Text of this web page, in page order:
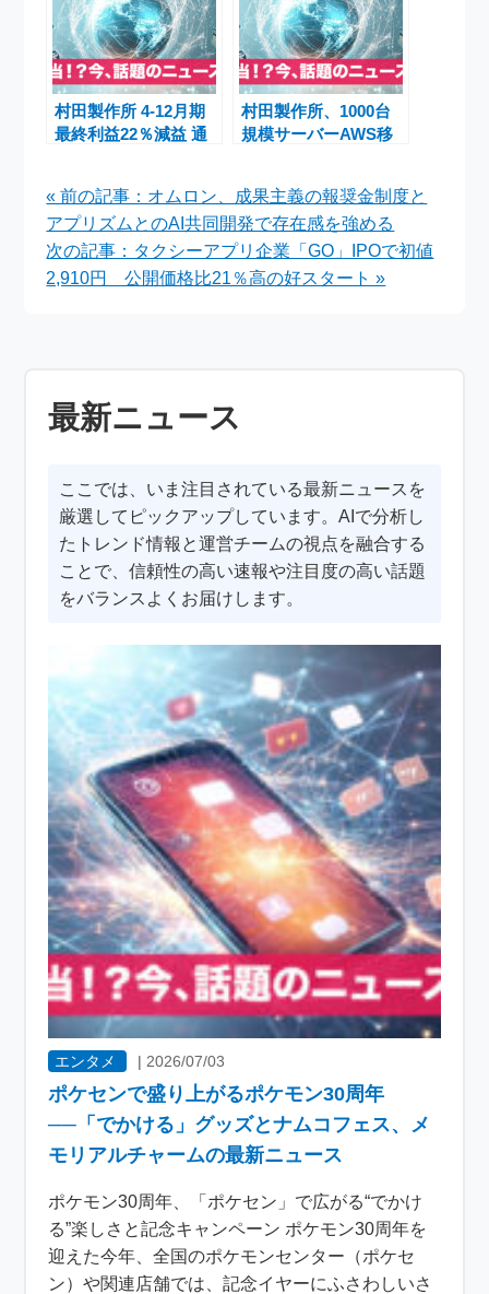
村田製作所 4-12月期
最終利益22％減益 通
村田製作所、1000台
規模サーバーAWS移
挑戦
« 前の記事：オムロン、成果主義の報奨金制度と
アプリズムとのAI共同開発で存在感を強める
次の記事：タクシーアプリ企業「GO」IPOで初値
2,910円 公開価格比21％高の好スタート »
最新ニュース
ここでは、いま注目されている最新ニュースを
厳選してピックアップしています。AIで分析し
たトレンド情報と運営チームの視点を融合する
ことで、信頼性の高い速報や注目度の高い話題
をバランスよくお届けします。
エンタメ | 2026/07/03
ポケセンで盛り上がるポケモン30周年
──「でかける」グッズとナムコフェス、メ
モリアルチャームの最新ニュース
ポケモン30周年、「ポケセン」で広がる“でかけ
る”楽しさと記念キャンペーン ポケモン30周年を
迎えた今年、全国のポケモンセンター（ポケセ
ン）や関連店舗では、記念イヤーにふさわしいさ